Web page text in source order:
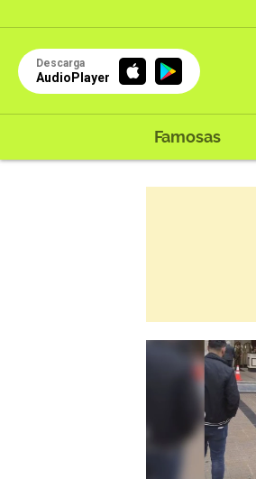
Descarga
AudioPlayer
Famosas